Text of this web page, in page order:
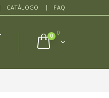
CATÁLOGO FAQ
0
0